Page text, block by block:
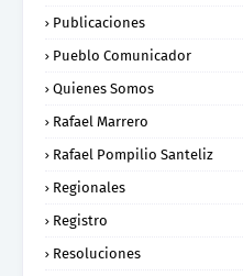
Publicaciones
Pueblo Comunicador
Quienes Somos
Rafael Marrero
Rafael Pompilio Santeliz
Regionales
Registro
Resoluciones